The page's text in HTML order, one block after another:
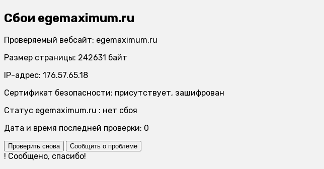
Сбои egemaximum.ru
Проверяемый вебсайт: egemaximum.ru
Размер страницы: 242631 байт
IP-адрес: 176.57.65.18
Сертификат безопасности: присутствует, зашифрован
Статус egemaximum.ru : нет сбоя
Дата и время последней проверки: 0
Проверить снова Сообщить о проблеме
! Сообщено, спасибо!